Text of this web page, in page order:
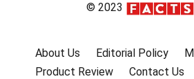
© 2023
About Us Editorial Policy
Product Review
Contact Us